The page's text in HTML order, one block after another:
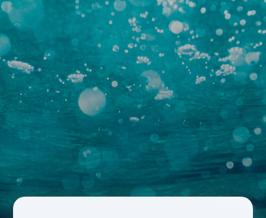
Datenmengenanstieg.
Datenmengen und
Energieverbrauch managen
– Handlungsbedarf?
6.12.2023 Datenstrategie & Information Governance |0
Kommentare